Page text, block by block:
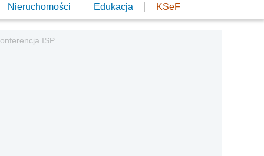
Nieruchomości Edukacja KSeF
ISP